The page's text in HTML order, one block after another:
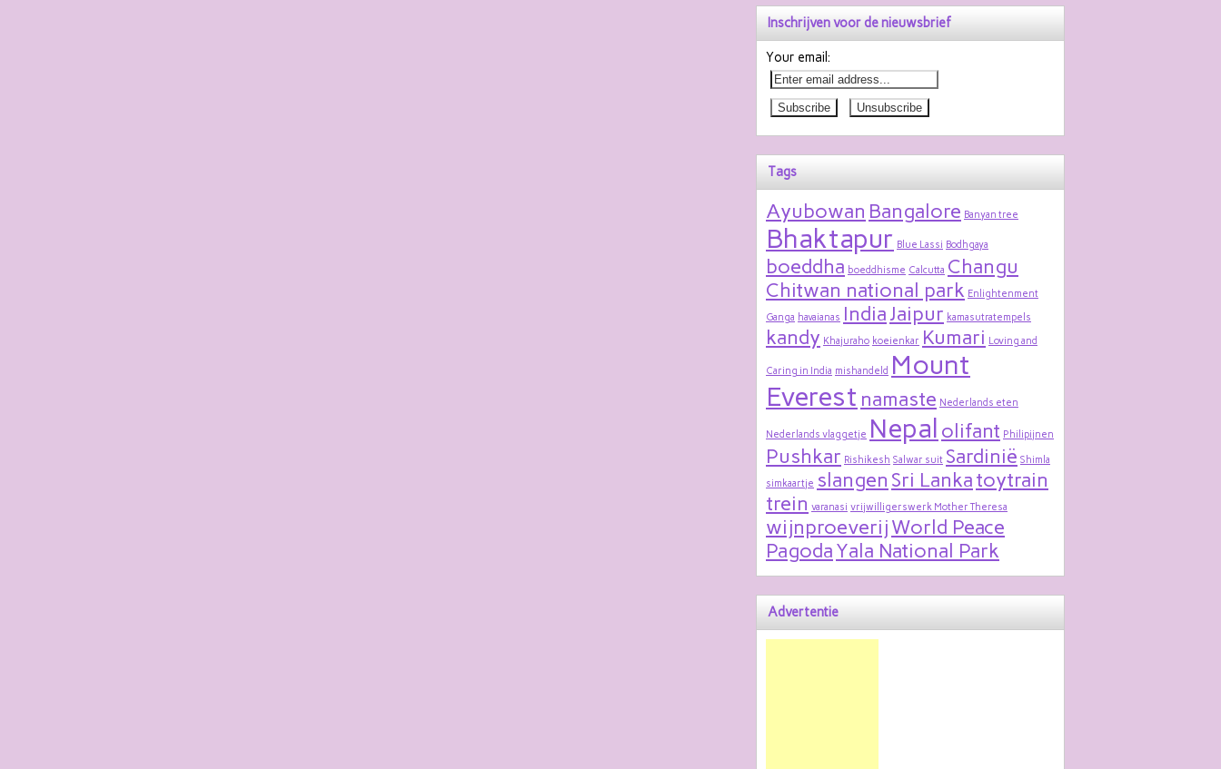
Inschrijven voor de nieuwsbrief
Your email:
Tags
Ayubowan Bangalore Banyan tree
Bhaktapur Blue Lassi Bodhgaya
boeddha boeddhisme Calcutta Changu
Chitwan national park Enlightenment
Ganga havaianas IndiaJaipur kamasutratempels
kandy Khajuraho koeienkar Kumari Loving and
Caring in India mishandeld Mount
Everest namaste Nederlands eten
Nederlands vlaggetje Nepal olifant Philipijnen
Pushkar Rishikesh Salwar suit Sardinië Shimla
simkaartje slangen Sri Lankatoytrain
trein varanasi vrijwilligerswerk Mother Theresa
wijnproeverijWorld Peace
PagodaYala National Park
Advertentie